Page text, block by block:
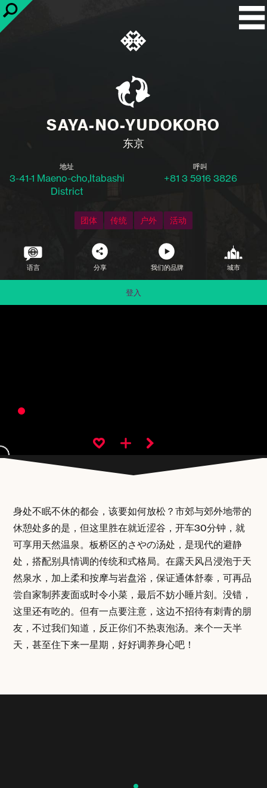
SAYA-NO-YUDOKORO
东京
地址
3-41-1 Maeno-cho,Itabashi
District
呼叫
+81 3 5916 3826
团体 传统 户外 活动
语言 分享 我们的品牌 城市
登入
身处不眠不休的都会，该要如何放松？市郊与郊外地带的
休憩处多的是，但这里胜在就近涩谷，开车30分钟，就
可享用天然温泉。板桥区的さやの汤处，是现代的避静
处，搭配别具情调的传统和式格局。在露天风吕浸泡于天
然泉水，加上柔和按摩与岩盘浴，保证通体舒泰，可再品
尝自家制荞麦面或时令小菜，最后不妨小睡片刻。没错，
这里还有吃的。但有一点要注意，这边不招待有刺青的朋
友，不过我们知道，反正你们不热衷泡汤。来个一天半
天，甚至住下来一星期，好好调养身心吧！